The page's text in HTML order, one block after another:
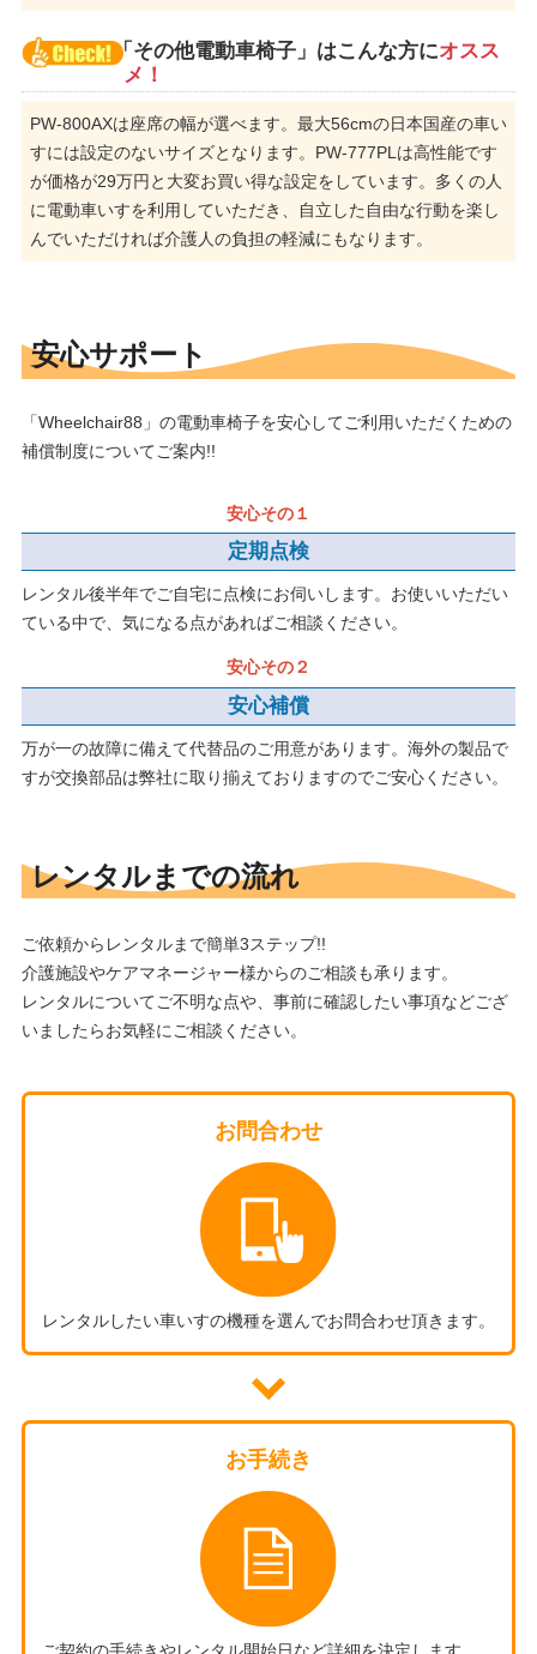
「その他電動車椅子」はこんな方にオスス
メ！
PW-800AXは座席の幅が選べます。最大56cmの日本国産の車い
すには設定のないサイズとなります。PW-777PLは高性能です
が価格が29万円と大変お買い得な設定をしています。多くの人
に電動車いすを利用していただき、自立した自由な行動を楽し
んでいただければ介護人の負担の軽減にもなります。
安心サポート
「Wheelchair88」の電動車椅子を安心してご利用いただくための
補償制度についてご案内!!
定期点検
レンタル後半年でご自宅に点検にお伺いします。お使いいただい
ている中で、気になる点があればご相談ください。
安心補償
万が一の故障に備えて代替品のご用意があります。海外の製品で
すが交換部品は弊社に取り揃えておりますのでご安心ください。
レンタルまでの流れ
ご依頼からレンタルまで簡単3ステップ!!
介護施設やケアマネージャー様からのご相談も承ります。
レンタルについてご不明な点や、事前に確認したい事項などござ
いましたらお気軽にご相談ください。
お問合わせ
レンタルしたい車いすの機種を選んでお問合わせ頂きます。
お手続き
ご契約の手続きやレンタル開始日など詳細を決定します。